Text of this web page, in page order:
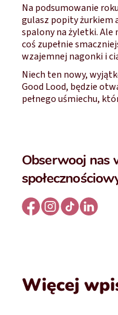
Na podsumowanie
gulasz popity żurkiem
spalony na żyletki. Ale
coś zupełnie
wzajemnej nagonki i
Niech ten nowy,
Good Lood, będzie
pełnego uśmiechu,
Obserwooj nas
Więcej